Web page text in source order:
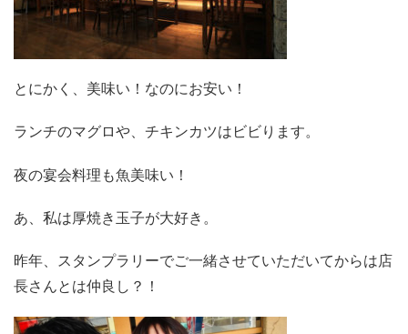
とにかく、美味い！なのにお安い！
ランチのマグロや、チキンカツはビビります。
夜の宴会料理も魚美味い！
あ、私は厚焼き玉子が大好き。
昨年、スタンプラリーでご一緒させていただいてからは店
長さんとは仲良し？！